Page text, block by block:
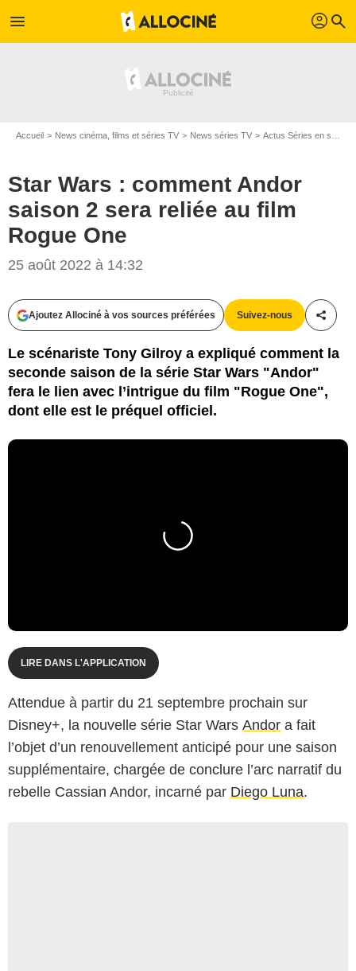
menu profil search
Accueil News cinéma, films et séries TV News séries TV Actus Séries en streaming
Star Wars : comment Andor
saison 2 sera reliée au film
Rogue One
25 août 2022 à 14:32
Ajoutez Allociné à vos sources préférées Suivez-nous
Le scénariste Tony Gilroy a expliqué comment la
seconde saison de la série Star Wars "Andor"
fera le lien avec l’intrigue du film "Rogue One",
dont elle est le préquel officiel.
LIRE DANS L'APPLICATION
Attendue à partir du 21 septembre prochain sur
Disney+, la nouvelle série Star Wars Andor a fait
l’objet d’un renouvellement anticipé pour une saison
supplémentaire, chargée de conclure l’arc narratif du
rebelle Cassian Andor, incarné par Diego Luna.